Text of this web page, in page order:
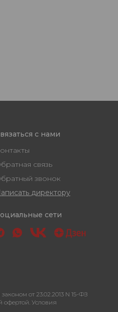
с нами
связь
Обратный звонок
Написать директору
сети
от 23.02.2013 N 15-ФЗ
офертой. Условия